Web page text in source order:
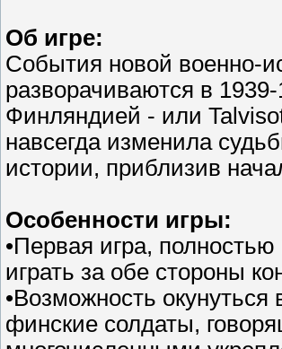
Об игре:
События новой военно-
разворачиваются в
Финляндией - или
навсегда изменила
истории, приблизив
Особенности игры:
•Первая игра,
играть за обе стороны
•Возможность
финские солдаты,